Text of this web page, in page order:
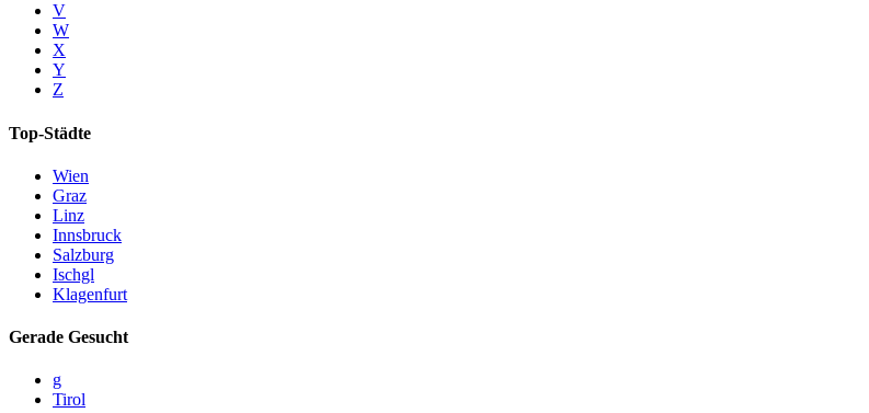
V
W
X
Y
Z
Top-Städte
Wien
Graz
Linz
Innsbruck
Salzburg
Ischgl
Klagenfurt
Gerade Gesucht
g
Tirol